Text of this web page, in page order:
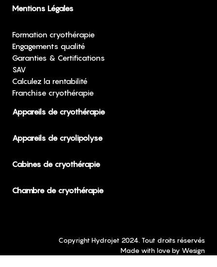
Mentions Légales
Formation cryothérapie
Engagements qualité
Garanties & Certifications
SAV
Calculez la rentabilité
Franchise cryothérapie
Appareils de cryothérapie
Appareils de cryolipolyse
Cabines de cryothérapie
Chambre de cryothérapie
Copyright Hydrojet 2024. Tout droits réservés
Made with love by Wesign